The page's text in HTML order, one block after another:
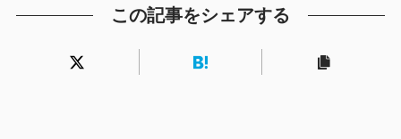
この記事をシェアする